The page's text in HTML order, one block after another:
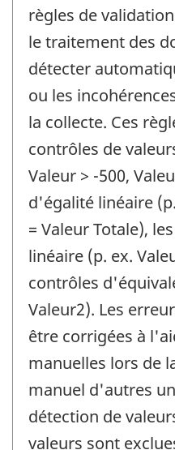
règles de
le traitement des
détecter
ou les
la collecte. Ces
contrôles de
Valeur > -500,
d'égalité linéaire
= Valeur Totale),
linéaire (p. ex.
contrôles
Valeur2). Les
être corrigées à
manuelles lors de
manuel d'autres
détection de
valeurs sont